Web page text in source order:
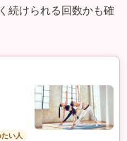
続けられる回数かも確
い人